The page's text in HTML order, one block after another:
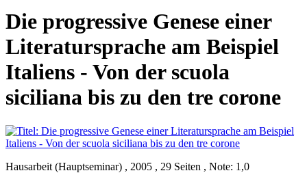
Die progressive Genese einer
Literatursprache am Beispiel
Italiens - Von der scuola
siciliana bis zu den tre corone
Hausarbeit (Hauptseminar) , 2005 , 29 Seiten , Note: 1,0